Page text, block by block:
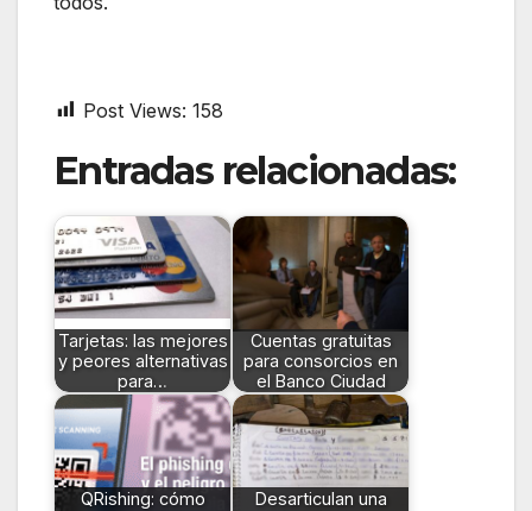
Post Views: 158
Entradas relacionadas:
Tarjetas: las mejores
y peores alternativas
para…
Cuentas gratuitas
para consorcios en
el Banco Ciudad
QRishing: cómo
Desarticulan una